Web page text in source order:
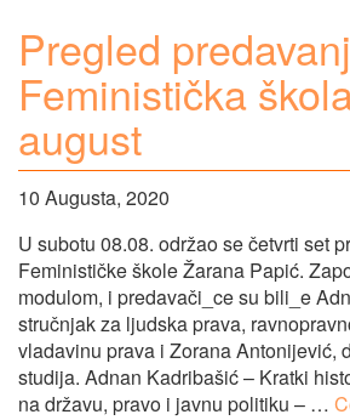
Pregled
Feministička
august
10 Augusta, 2020
U subotu 08.08. održao se četvrti set
Feminističke škole Žarana Papić.
modulom, i predavači_ce su bili_e
stručnjak za ljudska prava,
vladavinu prava i Zorana Antonijević,
studija. Adnan Kadribašić – Kratki
na državu, pravo i javnu politiku – …